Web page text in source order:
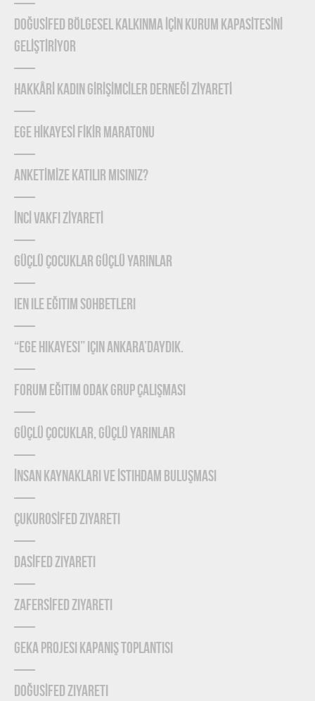
DOĞUSİFED BÖLGESEL KALKINMA İÇİN KURUM KAPASİTESİNİ
GELİŞTİRİYOR
HAKKÂRİ KADIN GİRİŞİMCİLER DERNEĞİ ZİYARETİ
EGE HİKAYESİ FİKİR MARATONU
ANKETİMİZE KATILIR MISINIZ?
İNCİ VAKFI ZİYARETİ
Güçlü Çocuklar Güçlü Yarınlar
IEN ile Eğitim Sohbetleri
“Ege Hikayesi” için Ankara’daydık.
Forum Eğitim Odak Grup Çalışması
Güçlü Çocuklar, Güçlü Yarınlar
İnsan Kaynakları ve İstihdam Buluşması
ÇUKUROSİFED Ziyareti
DASİFED Ziyareti
ZAFERSİFED Ziyareti
GEKA Projesi Kapanış Toplantısı
DOĞUSİFED Ziyareti